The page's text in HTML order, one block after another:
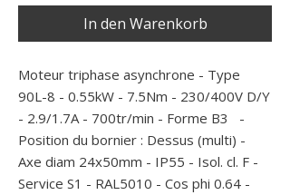
In den Warenkorb
Moteur triphase asynchrone - Type
90L-8 - 0.55kW - 7.5Nm - 230/400V D/Y
- 2.9/1.7A - 700tr/min - Forme B3   -
Position du bornier : Dessus (multi) -
Axe diam 24x50mm - IP55 - Isol. cl. F -
Service S1 - RAL5010 - Cos phi 0.64 -